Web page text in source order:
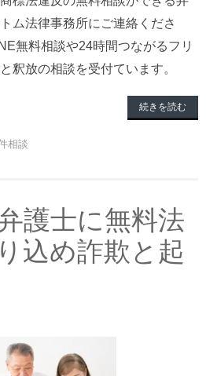
ム法律事務所にご連絡くださ
無料相談や24時間つながるフリ
釈放の相談を受付ています。
続きを読む
相談
護士に無料法
込め詐欺と起